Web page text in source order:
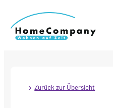
Zurück zur Übersicht